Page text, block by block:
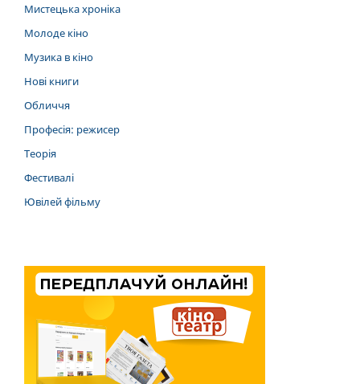
Мистецька хроніка
Молоде кіно
Музика в кіно
Нові книги
Обличчя
Професія: режисер
Теорія
Фестивалі
Ювілей фільму